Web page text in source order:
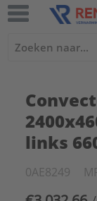
links
0AE8249